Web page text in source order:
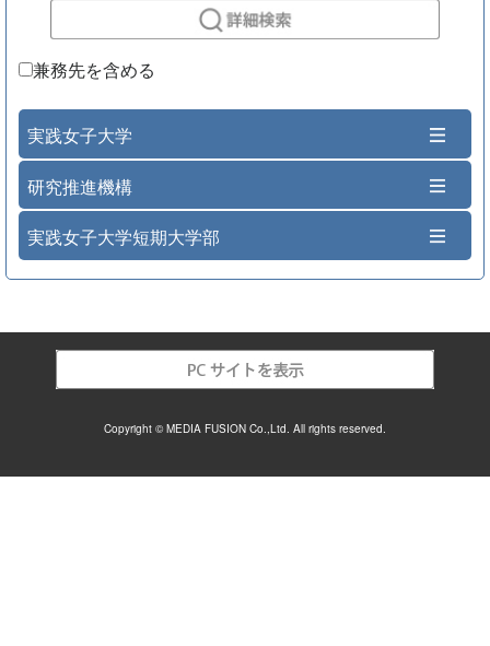
兼務先を含める
実践女子大学
研究推進機構
実践女子大学短期大学部
Copyright © MEDIA FUSION Co.,Ltd. All rights reserved.